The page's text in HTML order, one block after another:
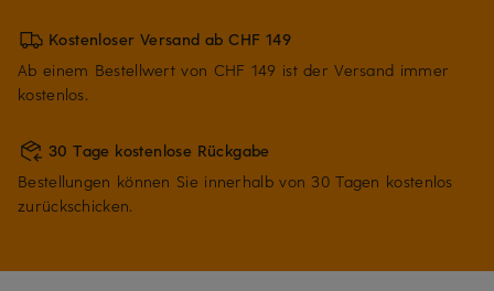
Kostenloser Versand ab CHF 149
Ab einem Bestellwert von CHF 149 ist der Versand immer
kostenlos.
30 Tage kostenlose Rückgabe
Bestellungen können Sie innerhalb von 30 Tagen kostenlos
zurückschicken.